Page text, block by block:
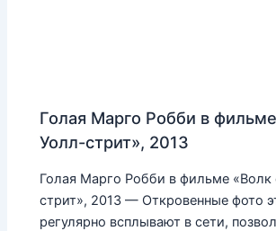
Голая Марго Робби в
Уолл-стрит», 2013
Голая Марго Робби в фильме «Волк
стрит», 2013 — Откровенные фото
регулярно всплывают в сети,